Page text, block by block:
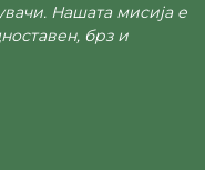
Нашата мисија е
брз и